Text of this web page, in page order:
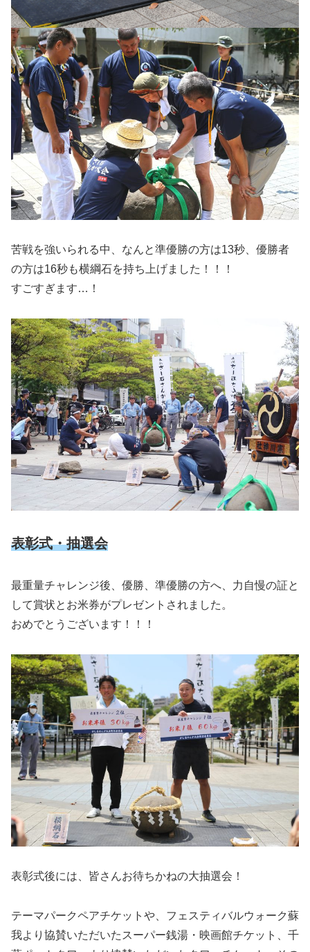
苦戦を強いられる中、なんと準優勝の方は13秒、優勝者
の方は16秒も横綱石を持ち上げました！！！
すごすぎます…！
表彰式・抽選会
最重量チャレンジ後、優勝、準優勝の方へ、力自慢の証と
して賞状とお米券がプレゼントされました。
おめでとうございます！！！
表彰式後には、皆さんお待ちかねの大抽選会！
テーマパークペアチケットや、フェスティバルウォーク蘇
我より協賛いただいたスーパー銭湯・映画館チケット、千